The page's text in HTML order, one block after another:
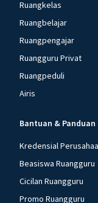
Ruangkelas
Ruangbelajar
Ruangpengajar
Ruangguru Privat
Ruangpeduli
Airis
Bantuan & Panduan
Kredensial
Beasiswa Ruangguru
Cicilan Ruangguru
Promo Ruangguru